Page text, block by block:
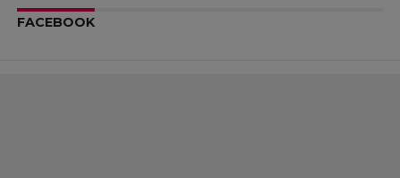
FACEBOOK